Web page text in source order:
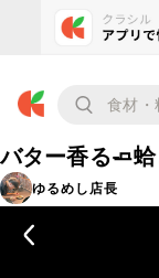
バター香る🧈
ゆるめし店長